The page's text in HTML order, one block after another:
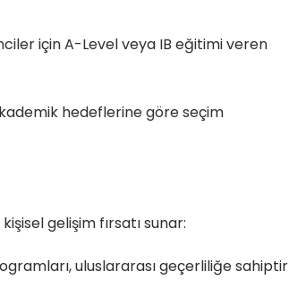
için A-Level veya IB eğitimi veren
hedeflerine göre seçim
gelişim fırsatı sunar:
uluslararası geçerliliğe sahiptir